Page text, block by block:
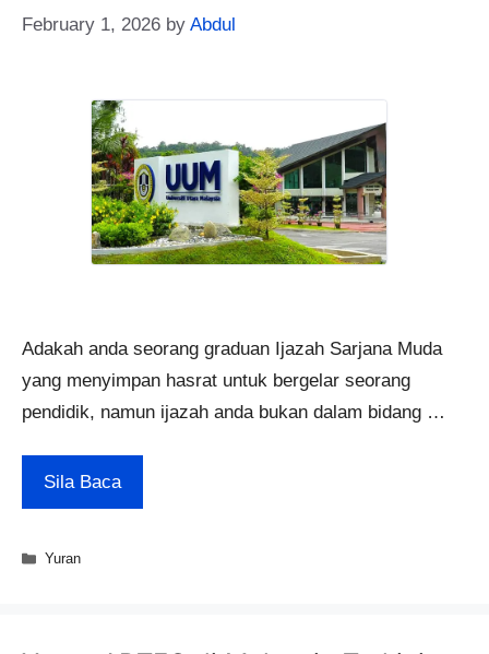
February 1, 2026 by Abdul
Adakah anda seorang graduan Ijazah Sarjana Muda
yang menyimpan hasrat untuk bergelar seorang
pendidik, namun ijazah anda bukan dalam bidang …
Sila Baca
Categories
Yuran